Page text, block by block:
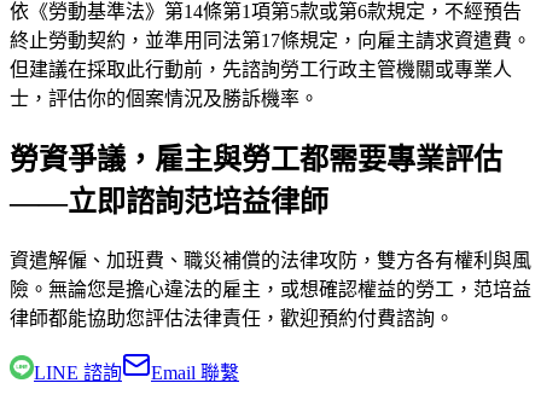
依《勞動基準法》第14條第1項第5款或第6款規定，不經預告
終止勞動契約，並準用同法第17條規定，向雇主請求資遣費。
但建議在採取此行動前，先諮詢勞工行政主管機關或專業人
士，評估你的個案情況及勝訴機率。
勞資爭議，雇主與勞工都需要專業評估
——立即諮詢范培益律師
資遣解僱、加班費、職災補償的法律攻防，雙方各有權利與風
險。無論您是擔心違法的雇主，或想確認權益的勞工， 范培益
律師都能協助您評估法律責任，歡迎預約付費諮詢。
LINE 諮詢 Email 聯繫